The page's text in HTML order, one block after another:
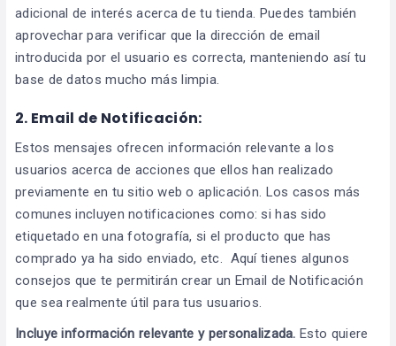
adicional de interés acerca de tu tienda. Puedes también
aprovechar para verificar que la dirección de email
introducida por el usuario es correcta, manteniendo así tu
base de datos mucho más limpia.
2. Email de Notificación:
Estos mensajes ofrecen información relevante a los
usuarios acerca de acciones que ellos han realizado
previamente en tu sitio web o aplicación. Los casos más
comunes incluyen notificaciones como: si has sido
etiquetado en una fotografía, si el producto que has
comprado ya ha sido enviado, etc. Aquí tienes algunos
consejos que te permitirán crear un Email de Notificación
que sea realmente útil para tus usuarios.
Incluye información relevante y personalizada. Esto quiere